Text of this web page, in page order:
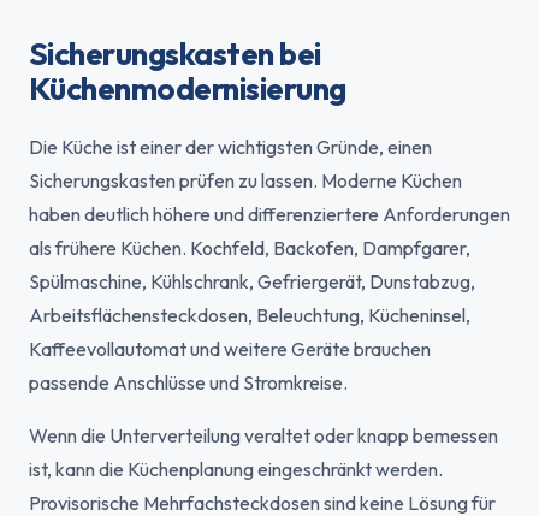
Sicherungskasten bei
Küchenmodernisierung
Die Küche ist einer der wichtigsten Gründe, einen
Sicherungskasten prüfen zu lassen. Moderne Küchen
haben deutlich höhere und differenziertere Anforderungen
als frühere Küchen. Kochfeld, Backofen, Dampfgarer,
Spülmaschine, Kühlschrank, Gefriergerät, Dunstabzug,
Arbeitsflächensteckdosen, Beleuchtung, Kücheninsel,
Kaffeevollautomat und weitere Geräte brauchen
passende Anschlüsse und Stromkreise.
Wenn die Unterverteilung veraltet oder knapp bemessen
ist, kann die Küchenplanung eingeschränkt werden.
Provisorische Mehrfachsteckdosen sind keine Lösung für